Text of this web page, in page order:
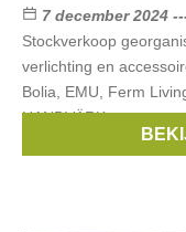
7 december 2024
Stockverkoop
verlichting en
Bolia, EMU, Ferm
HANDVÄRK,
serax,